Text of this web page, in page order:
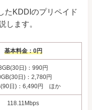
たKDDIのプリペイド
します。
基本料金：0円
日)：990円
日)：2,780円
日)：6,490円 ほか
118.11Mbps